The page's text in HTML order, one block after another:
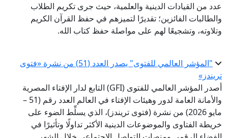
عدد من القيادات الدينية والعلمية، حيث جرى تكريم الطلاب
والطالبات الفائزين؛ تقديرًا لتميزهم في حفظ القرآن الكريم
وتلاوته، وتشجيعًا لهم على مواصلة حفظ كتاب الله.
"المؤشر العالمي للفتوى" يصدر العدد (51) من نشرة «فتوى
تريندز»
أصدر المؤشر العالمي للفتوى (GFI) التابع لدار الإفتاء المصرية
والأمانة العامة لدور وهيئات الإفتاء في العالم العدد رقم (51 –
مايو 2026) من نشرة (فتوى تريندز)، الذي يسلِّط الضوء على
خريطة الفتاوى والموضوعات الدينية الأكثر تداولًا وتأثيرًا في